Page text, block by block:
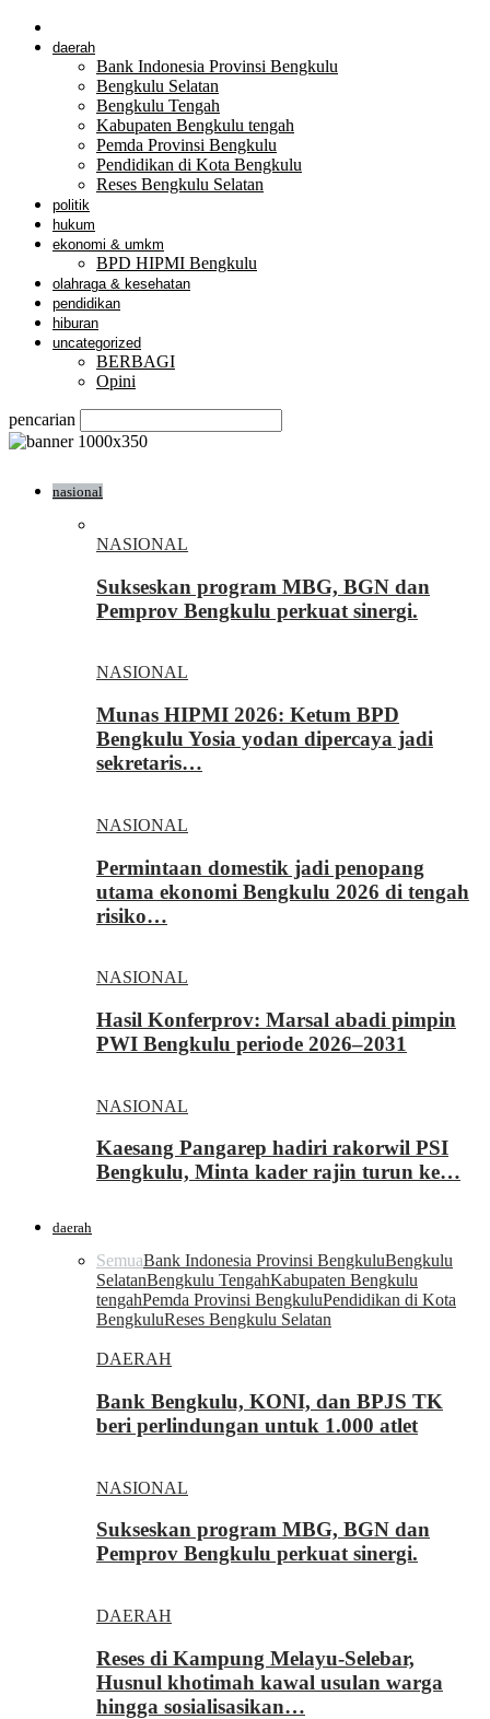
daerah
Bank Indonesia Provinsi Bengkulu
Bengkulu Selatan
Bengkulu Tengah
Kabupaten Bengkulu tengah
Pemda Provinsi Bengkulu
Pendidikan di Kota Bengkulu
Reses Bengkulu Selatan
politik
hukum
ekonomi & umkm
BPD HIPMI Bengkulu
olahraga & kesehatan
pendidikan
hiburan
uncategorized
BERBAGI
Opini
pencarian
nasional
NASIONAL
Sukseskan program MBG, BGN dan
Pemprov Bengkulu perkuat sinergi.
NASIONAL
Munas HIPMI 2026: Ketum BPD
Bengkulu Yosia yodan dipercaya jadi
sekretaris…
NASIONAL
Permintaan domestik jadi penopang
utama ekonomi Bengkulu 2026 di tengah
risiko…
NASIONAL
Hasil Konferprov: Marsal abadi pimpin
PWI Bengkulu periode 2026–2031
NASIONAL
Kaesang Pangarep hadiri rakorwil PSI
Bengkulu, Minta kader rajin turun ke…
daerah
SemuaBank Indonesia Provinsi BengkuluBengkulu
SelatanBengkulu TengahKabupaten Bengkulu
tengahPemda Provinsi BengkuluPendidikan di Kota
BengkuluReses Bengkulu Selatan
DAERAH
Bank Bengkulu, KONI, dan BPJS TK
beri perlindungan untuk 1.000 atlet
NASIONAL
Sukseskan program MBG, BGN dan
Pemprov Bengkulu perkuat sinergi.
DAERAH
Reses di Kampung Melayu-Selebar,
Husnul khotimah kawal usulan warga
hingga sosialisasikan…